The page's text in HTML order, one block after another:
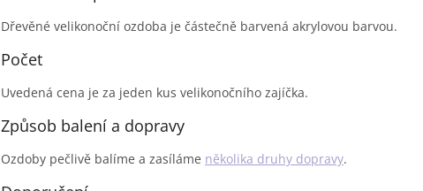
Dřevěné velikonoční ozdoba je částečně barvená akrylovou barvou.
Počet
Uvedená cena je za jeden kus velikonočního zajíčka.
Způsob balení a dopravy
Ozdoby pečlivě balíme a zasíláme několika druhy dopravy.